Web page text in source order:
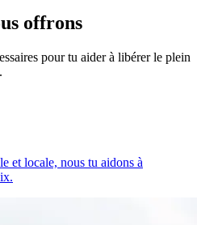
offrons
pour tu aider à libérer le plein
et locale, nous tu aidons à